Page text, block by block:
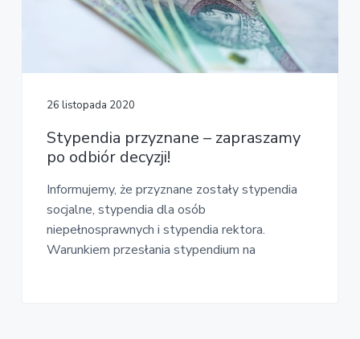
26 listopada 2020
Stypendia przyznane – zapraszamy
po odbiór decyzji!
Informujemy, że przyznane zostały stypendia
socjalne, stypendia dla osób
niepełnosprawnych i stypendia rektora.
Warunkiem przesłania stypendium na